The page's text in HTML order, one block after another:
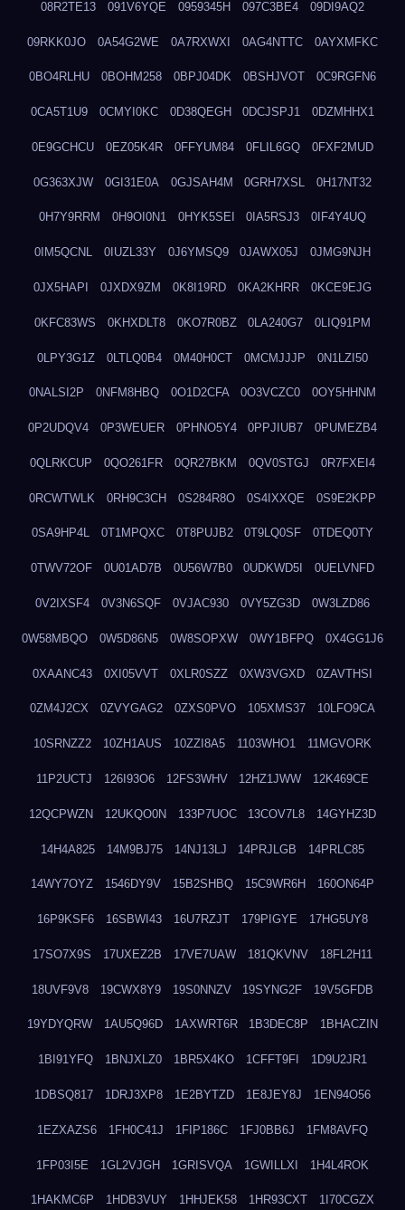
08R2TE13 091V6YQE 0959345H 097C3BE4 09DI9AQ2
09RKK0JO 0A54G2WE 0A7RXWXI 0AG4NTTC 0AYXMFKC
0BO4RLHU 0BOHM258 0BPJ04DK 0BSHJVOT 0C9RGFN6
0CA5T1U9 0CMYI0KC 0D38QEGH 0DCJSPJ1 0DZMHHX1
0E9GCHCU 0EZ05K4R 0FFYUM84 0FLIL6GQ 0FXF2MUD
0G363XJW 0GI31E0A 0GJSAH4M 0GRH7XSL 0H17NT32
0H7Y9RRM 0H9OI0N1 0HYK5SEI 0IA5RSJ3 0IF4Y4UQ
0IM5QCNL 0IUZL33Y 0J6YMSQ9 0JAWX05J 0JMG9NJH
0JX5HAPI 0JXDX9ZM 0K8I19RD 0KA2KHRR 0KCE9EJG
0KFC83WS 0KHXDLT8 0KO7R0BZ 0LA240G7 0LIQ91PM
0LPY3G1Z 0LTLQ0B4 0M40H0CT 0MCMJJJP 0N1LZI50
0NALSI2P 0NFM8HBQ 0O1D2CFA 0O3VCZC0 0OY5HHNM
0P2UDQV4 0P3WEUER 0PHNO5Y4 0PPJIUB7 0PUMEZB4
0QLRKCUP 0QO261FR 0QR27BKM 0QV0STGJ 0R7FXEI4
0RCWTWLK 0RH9C3CH 0S284R8O 0S4IXXQE 0S9E2KPP
0SA9HP4L 0T1MPQXC 0T8PUJB2 0T9LQ0SF 0TDEQ0TY
0TWV72OF 0U01AD7B 0U56W7B0 0UDKWD5I 0UELVNFD
0V2IXSF4 0V3N6SQF 0VJAC930 0VY5ZG3D 0W3LZD86
0W58MBQO 0W5D86N5 0W8SOPXW 0WY1BFPQ 0X4GG1J6
0XAANC43 0XI05VVT 0XLR0SZZ 0XW3VGXD 0ZAVTHSI
0ZM4J2CX 0ZVYGAG2 0ZXS0PVO 105XMS37 10LFO9CA
10SRNZZ2 10ZH1AUS 10ZZI8A5 1103WHO1 11MGVORK
11P2UCTJ 126I93O6 12FS3WHV 12HZ1JWW 12K469CE
12QCPWZN 12UKQO0N 133P7UOC 13COV7L8 14GYHZ3D
14H4A825 14M9BJ75 14NJ13LJ 14PRJLGB 14PRLC85
14WY7OYZ 1546DY9V 15B2SHBQ 15C9WR6H 160ON64P
16P9KSF6 16SBWI43 16U7RZJT 179PIGYE 17HG5UY8
17SO7X9S 17UXEZ2B 17VE7UAW 181QKVNV 18FL2H11
18UVF9V8 19CWX8Y9 19S0NNZV 19SYNG2F 19V5GFDB
19YDYQRW 1AU5Q96D 1AXWRT6R 1B3DEC8P 1BHACZIN
1BI91YFQ 1BNJXLZ0 1BR5X4KO 1CFFT9FI 1D9U2JR1
1DBSQ817 1DRJ3XP8 1E2BYTZD 1E8JEY8J 1EN94O56
1EZXAZS6 1FH0C41J 1FIP186C 1FJ0BB6J 1FM8AVFQ
1FP03I5E 1GL2VJGH 1GRISVQA 1GWILLXI 1H4L4ROK
1HAKMC6P 1HDB3VUY 1HHJEK58 1HR93CXT 1I70CGZX